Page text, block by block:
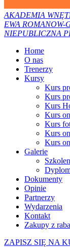
AKADEMIA
EWA ROMANOW-
NIEPUBLICZNA
Home
O nas
Trenerzy
Kursy
Kurs
Kurs
Kurs
Kurs
Kurs
Kurs
Kurs
Galerie
Dokumenty
Opinie
Partnerzy
Wydarzenia
Kontakt
Zakupy z
ZAPISZ SIĘ NA